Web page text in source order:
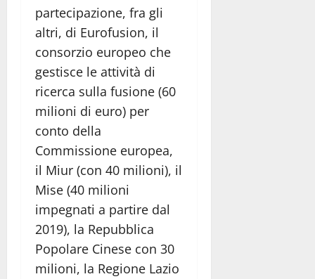
partecipazione, fra gli
altri, di Eurofusion, il
consorzio europeo che
gestisce le attività di
ricerca sulla fusione (60
milioni di euro) per
conto della
Commissione europea,
il Miur (con 40 milioni), il
Mise (40 milioni
impegnati a partire dal
2019), la Repubblica
Popolare Cinese con 30
milioni, la Regione Lazio